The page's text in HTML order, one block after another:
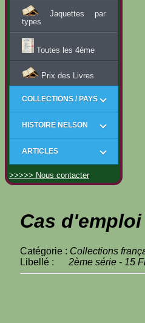
Jaquettes par
types
Toutes les 4ème
Prix des Livres
COLLECTIONS / PAYS
HISTOIRE NELSON
ARTICLES
>>>>> Nous contacter
Cas
Catégorie : Collections
Libellé : 2ème série - 15